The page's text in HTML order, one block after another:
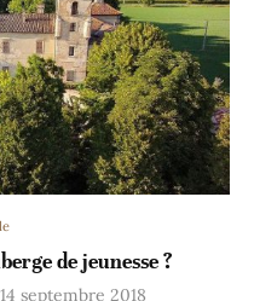
de jeunesse ?
14 septembre 2018